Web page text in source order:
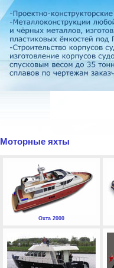
Моторные яхты
Охта 2000